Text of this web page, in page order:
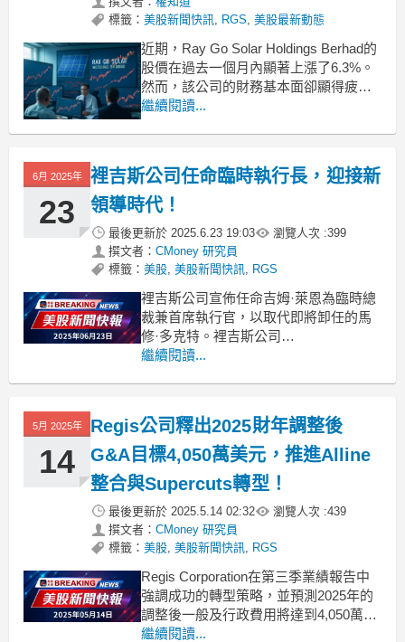
標籤： 美股新聞快訊, RGS, 美股最新動態
近期，Ray Go Solar Holdings Berhad的
股價在過去一個月內顯著上漲了6.3%。
然而，該公司的財務基本面卻顯得疲
軟，這讓投資人對其股價持續上漲的能
利能力的重要指標。ROE能夠告訴投資
人其資本的再投資效率如何，
繼續閱讀...
6月 2025年
23
裡吉斯公司任命臨時執行長，迎接新
領導時代！
最後更新於 2025.6.23 19:03 瀏覽人次 :399
撰文者： CMoney 研究員
標籤： 美股, 美股新聞快訊, RGS
裡吉斯公司宣佈任命吉姆·萊恩為臨時總
裁兼首席執行官，以取代即將卸任的馬
修·多克特。裡吉斯公司
（NASDAQ:RGS）近日宣佈，吉姆·萊
特。自2013年加入公司的萊恩，目前擔
任Supercuts及Cost Cutters品牌運
繼續閱讀...
5月 2025年
14
Regis公司釋出2025財年調整後
G&A目標4,050萬美元，推進Alline
整合與Supercuts轉型！
最後更新於 2025.5.14 02:32 瀏覽人次 :439
撰文者： CMoney 研究員
標籤： 美股, 美股新聞快訊, RGS
Regis Corporation在第三季業績報告中
強調成功的轉型策略，並預測2025年的
調整後一般及行政費用將達到4,050萬美
元。Regis Corporation（RGS）於最新
繼續閱讀...